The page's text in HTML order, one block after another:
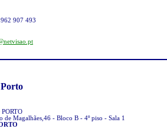
907 493
de Magalhães,46 - Bloco B - 4º piso - Sala 1